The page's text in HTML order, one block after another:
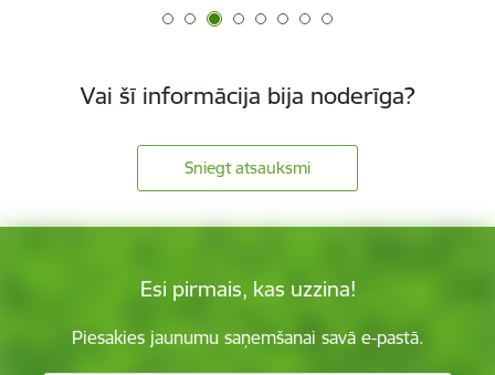
Vai šī informācija bija noderīga?
Sniegt atsauksmi
Esi pirmais, kas uzzina!
Piesakies jaunumu saņemšanai savā e-pastā.